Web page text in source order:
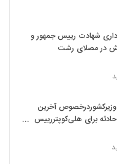
شهادت رییس جمهور و
در مصلای رشت
وزیرکشوردرخصوص آخرین
برای هلی‌کوپتررییس